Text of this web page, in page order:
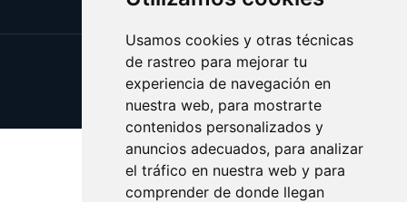
Usamos cookies y otras técnicas
de rastreo para mejorar tu
experiencia de navegación en
nuestra web, para mostrarte
contenidos personalizados y
anuncios adecuados, para analizar
el tráfico en nuestra web y para
comprender de donde llegan
Update cookies preferences
Copyright © 2025 esotericos.es